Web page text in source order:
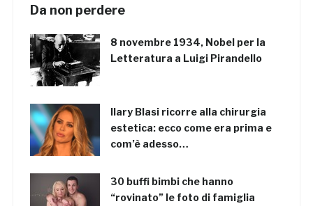
Da non perdere
8 novembre 1934, Nobel per la
Letteratura a Luigi Pirandello
Ilary Blasi ricorre alla chirurgia
estetica: ecco come era prima e
com’è adesso…
30 buffi bimbi che hanno
“rovinato” le foto di famiglia